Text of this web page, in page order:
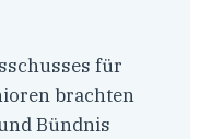
für
brachten
Bündnis